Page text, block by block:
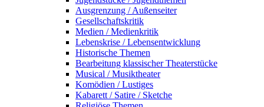
Ausgrenzung / Außenseiter
Gesellschaftskritik
Medien / Medienkritik
Lebenskrise / Lebensentwicklung
Historische Themen
Bearbeitung klassischer Theaterstücke
Musical / Musiktheater
Komödien / Lustiges
Kabarett / Satire / Sketche